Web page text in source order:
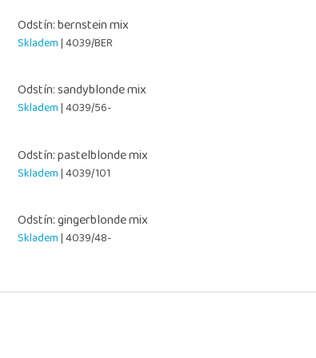
Odstín: bernstein mix
Skladem| 4039/BER
Odstín: sandyblonde mix
Skladem| 4039/56-
Odstín: pastelblonde mix
Skladem| 4039/101
Odstín: gingerblonde mix
Skladem| 4039/48-